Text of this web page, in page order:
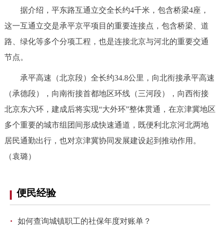
12345网上接诉即办 我要咨询 我要建议
参与调查 在线访谈 图说互动
走进北京
多语种
DEUTSCH
ESPAÑOL العربية
据介绍，平东路互通立交全长约4千米，包含桥梁4座，
这一互通立交是承平京平项目的重要连接点，包含桥梁、道
路、绿化等多个分项工程，也是连接北京与河北的重要交通
节点。
承平高速（北京段）全长约34.8公里，向北衔接承平高速
（承德段），向南衔接首都地区环线（三河段），向西衔接
北京东六环，建成后将实现“大外环”整体贯通，在京津冀地区
多个重要的城市组团间形成快速通道，既便利北京河北两地
居民通勤出行，也对京津冀协同发展建设起到推动作用。
（袁璐）
便民经验
· 如何查询城镇职工的社保年度对账单？